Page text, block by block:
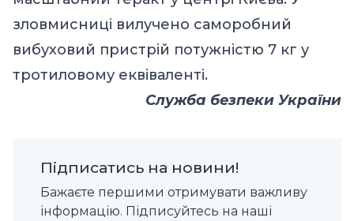
зловмисниці вилучено саморобний
вибуховий пристрій потужністю 7 кг у
тротиловому еквіваленті.
Служба безпеки України
Підписатись на новини!
Бажаєте першими отримувати важливу
інформацію. Підписуйтесь на наші